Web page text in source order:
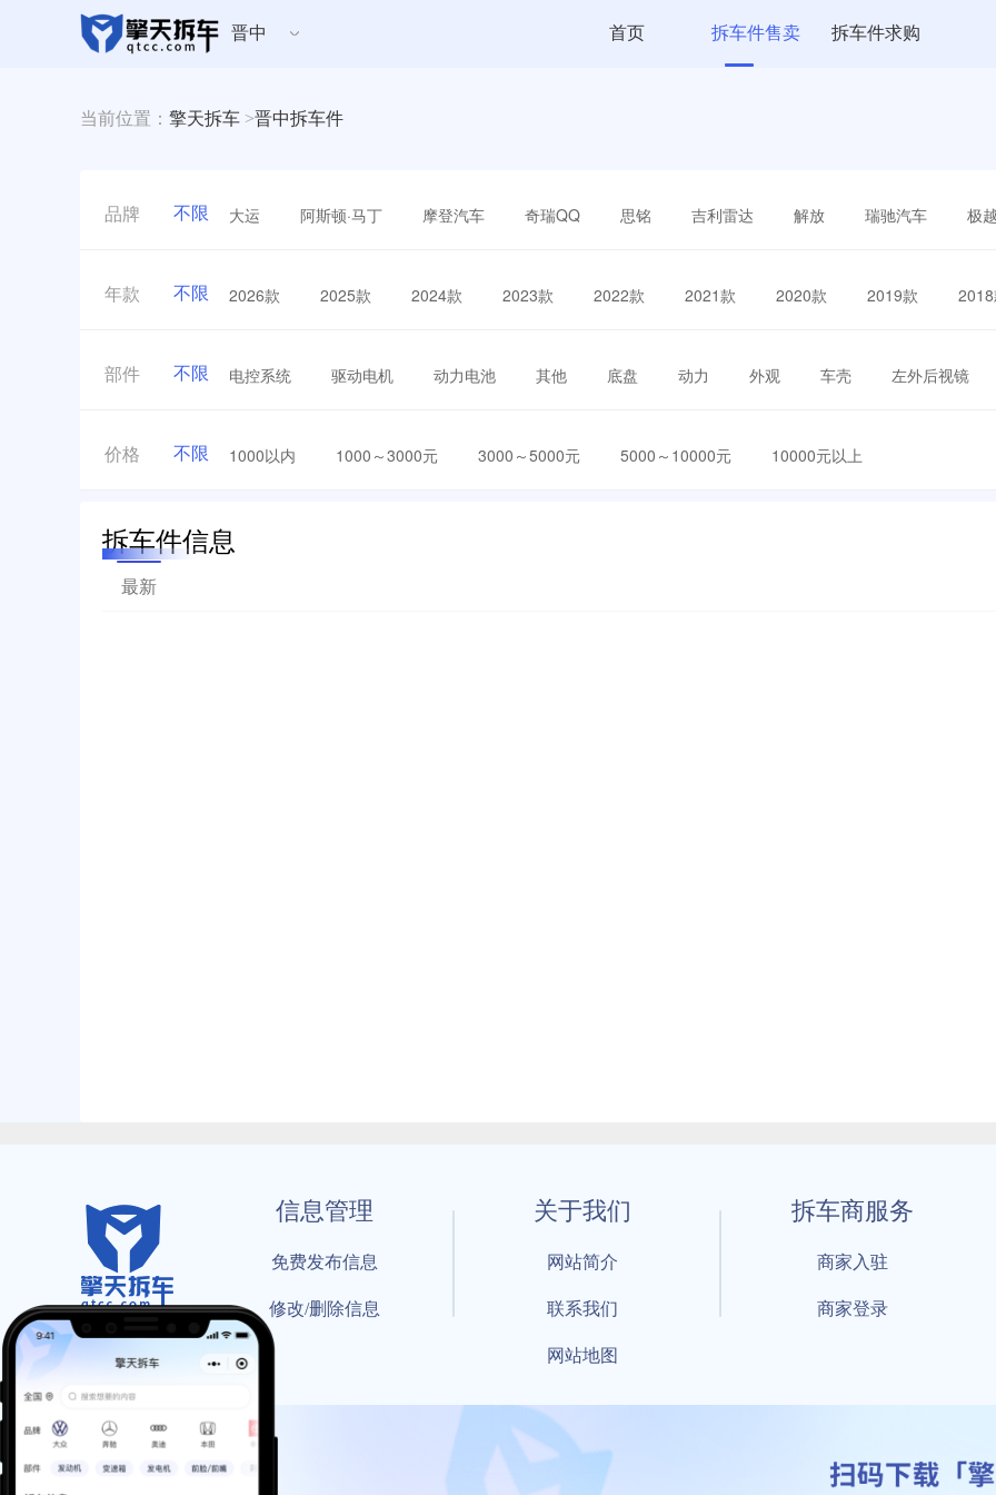
晋中 首页 拆车件售卖 拆车件求购
当前位置： 擎天拆车 >晋中拆车件
品牌 不限 大运 阿斯顿·马丁 摩登汽车 奇瑞QQ 思铭 吉利雷达 解放 瑞驰汽车 极
年款 不限 2026款 2025款 2024款 2023款 2022款 2021款 2020款 2019款
部件 不限 电控系统 驱动电机 动力电池 其他 底盘 动力 外观 车壳 左外后视镜
价格 不限 1000以内 1000～3000元 3000～5000元 5000～10000元 10000元以上
拆车件信息
最新
信息管理
免费发布信息
修改/删除信息
关于我们
网站简介
联系我们
网站地图
拆车商服务
商家入驻
商家登录
© 2021 By 擎天拆车-买卖拆车件，擎天拆车好省快 All Rights Reserved
工信部备案号：鲁ICP备18021004号-17 公安部备案号： 鲁公网安备